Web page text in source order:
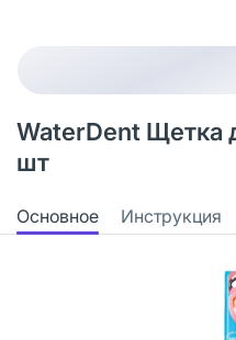
WaterDent Щетка
шт
Основное Инструкция